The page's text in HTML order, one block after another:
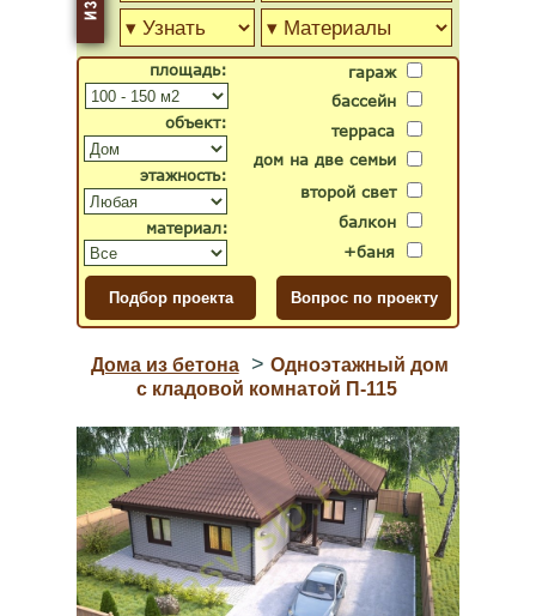
гараж
бассейн
второй свет
дом на две семьи
терраса
балкон
+баня
объект:
материал:
площадь:
этажность:
Дома из бетона > Одноэтажный дом
с кладовой комнатой П-115